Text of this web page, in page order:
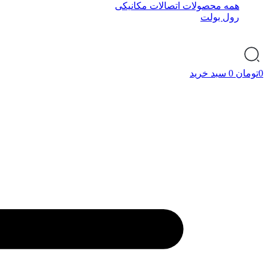
همه محصولات اتصالات مکانیکی
رول بولت
0تومان 0 سبد خرید